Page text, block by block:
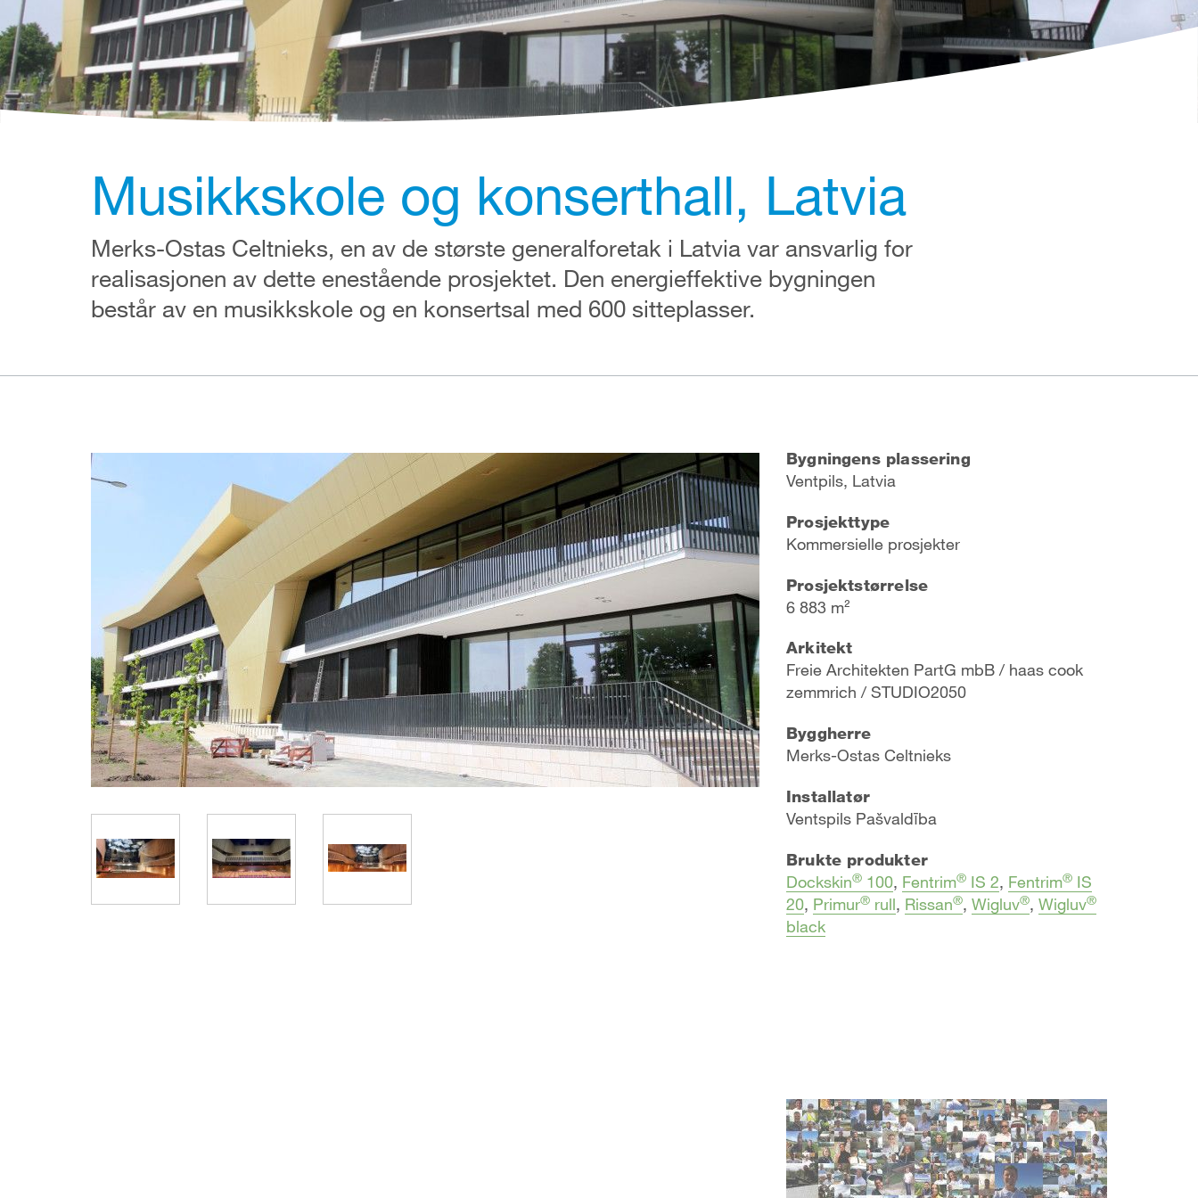
Musikkskole og konserthall, Latvia
Merks-Ostas Celtnieks, en av de største generalforetak i Latvia var ansvarlig for
realisasjonen av dette enestående prosjektet. Den energieffektive bygningen
består av en musikkskole og en konsertsal med 600 sitteplasser.
Bygningens plassering
Ventpils, Latvia
Prosjekttype
Kommersielle prosjekter
Prosjektstørrelse
6 883 m²
Arkitekt
Freie Architekten PartG mbB / haas cook
zemmrich / STUDIO2050
Byggherre
Merks-Ostas Celtnieks
Installatør
Ventspils Pašvaldība
Brukte produkter
Dockskin® 100, Fentrim® IS 2, Fentrim® IS
20, Primur® rull, Rissan®, Wigluv®, Wigluv®
black